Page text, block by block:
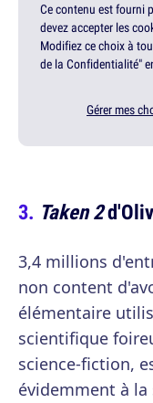
Ce contenu est fourni
devez accepter les
Modifiez ce choix à
de la Confidentialité"
Gérer mes
Taken 2
3,4 millions
non content
élémentaire
scientifique
science-fiction,
évidemment à la